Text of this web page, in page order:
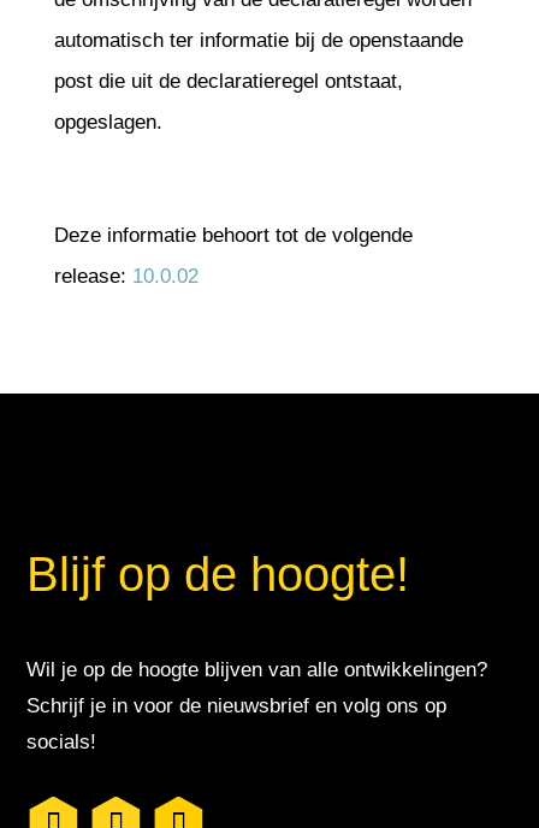
automatisch ter informatie bij de openstaande
post die uit de declaratieregel ontstaat,
opgeslagen.
Deze informatie behoort tot de volgende
release: 10.0.02
Blijf op de hoogte!
Wil je op de hoogte blijven van alle ontwikkelingen?
Schrijf je in voor de nieuwsbrief en volg ons op
socials!